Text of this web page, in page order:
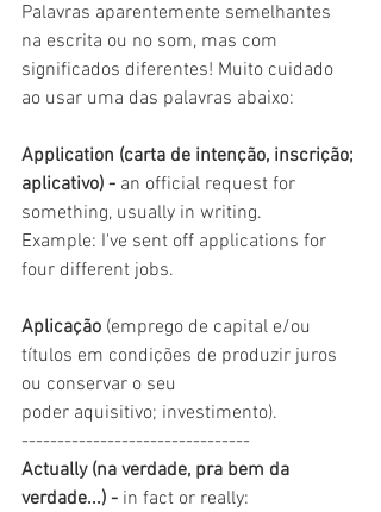
Palavras aparentemente semelhantes
na escrita ou no som, mas com
significados diferentes! Muito cuidado
ao usar uma das palavras abaixo:
Application (carta de intenção, inscrição;
aplicativo) - an official request for
something, usually in writing.
Example: I've sent off applications for
four different jobs.
Aplicação (emprego de capital e/ou
títulos em condições de produzir juros
ou conservar o seu
poder aquisitivo; investimento).
--------------------------------
Actually (na verdade, pra bem da
verdade...) - in fact or really: